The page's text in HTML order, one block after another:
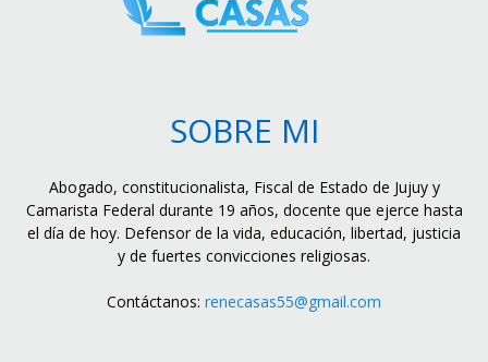
SOBRE MI
Abogado, constitucionalista, Fiscal de Estado de Jujuy y
Camarista Federal durante 19 años, docente que ejerce hasta
el día de hoy. Defensor de la vida, educación, libertad, justicia
y de fuertes convicciones religiosas.
Contáctanos: renecasas55@gmail.com